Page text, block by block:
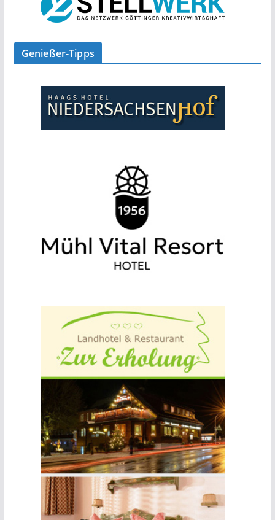
Genießer-Tipps